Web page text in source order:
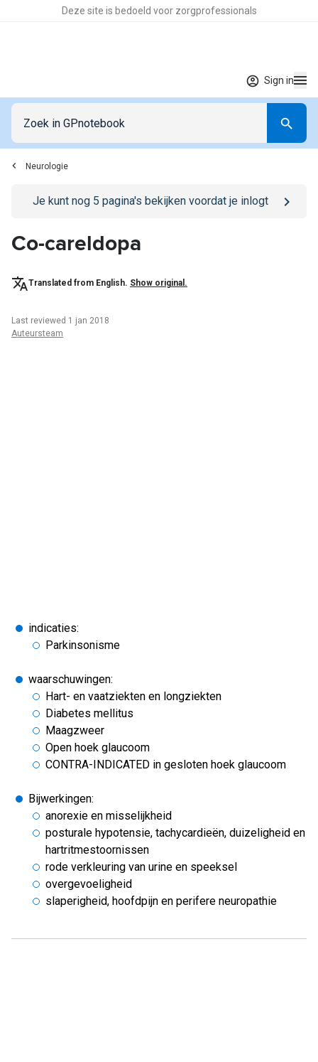
Deze site is bedoeld voor zorgprofessionals
Sign in
Neurologie
Go to/sign-in page
Je kunt nog 5 pagina's bekijken voordat je inlogt
Co-careldopa
Translated from English. Show original.
Last reviewed 1 jan 2018
Auteursteam
indicaties:
Parkinsonisme
waarschuwingen:
Hart- en vaatziekten en longziekten
Diabetes mellitus
Maagzweer
Open hoek glaucoom
CONTRA-INDICATED in gesloten hoek glaucoom
Bijwerkingen:
anorexie en misselijkheid
posturale hypotensie, tachycardieën, duizeligheid en
hartritmestoornissen
rode verkleuring van urine en speeksel
overgevoeligheid
slaperigheid, hoofdpijn en perifere neuropathie